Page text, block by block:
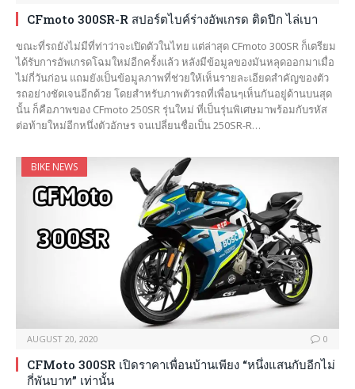
CFmoto 300SR-R สปอร์ตไบค์ร่างอัพเกรด ติดปีก ไล่เบา
ขณะที่รถยังไม่มีที่ท่าว่าจะเปิดตัวในไทย แต่ล่าสุด CFmoto 300SR ก็เตรียม
ได้รับการอัพเกรดโฉมใหม่อีกครั้งแล้ว หลังมีข้อมูลของมันหลุดออกมาเมื่อ
ไม่กี่วันก่อน แถมยังเป็นข้อมูลภาพที่ช่วยให้เห็นรายละเอียดสำคัญของตัว
รถอย่างชัดเจนอีกด้วย โดยสำหรับภาพตัวรถที่เพื่อนๆเห็นกันอยู่ด้านบนสุด
นั้น ก็คือภาพของ CFmoto 250SR รุ่นใหม่ ที่เป็นรุ่นพิเศษมาพร้อมกับรหัส
ต่อท้ายใหม่อีกหนึ่งตัวอักษร จนเปลี่ยนชื่อเป็น 250SR-R…
BIKE NEWS
AUGUST 20, 2020 0
CFMoto 300SR เปิดราคาเพื่อนบ้านเพียง “หนึ่งแสนกับอีกไม่
กี่พันบาท” เท่านั้น